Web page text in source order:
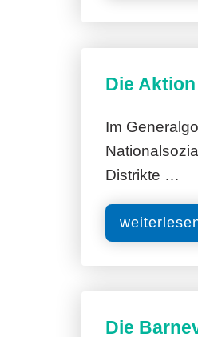
Die
Im
Distrikte …
Die